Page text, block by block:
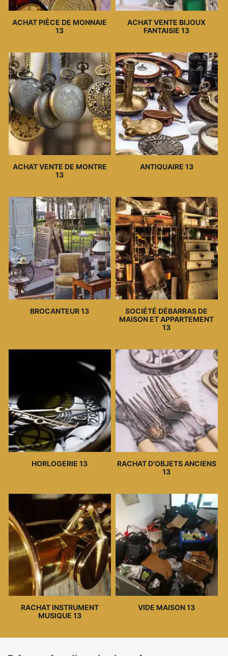
ACHAT PIÈCE DE MONNAIE
13
ACHAT VENTE BIJOUX
FANTAISIE 13
ACHAT VENTE DE MONTRE
13
ANTIQUAIRE 13
BROCANTEUR 13
SOCIÉTÉ DÉBARRAS DE
MAISON ET APPARTEMENT
13
HORLOGERIE 13
RACHAT D'OBJETS ANCIENS
13
RACHAT INSTRUMENT
MUSIQUE 13
VIDE MAISON 13